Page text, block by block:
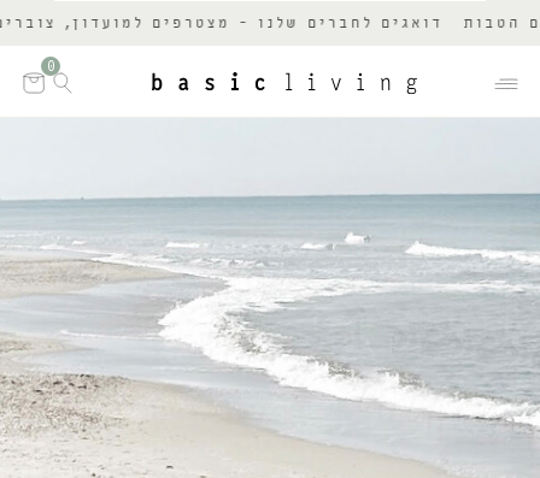
דואגים לחברים שלנו - מצטרפים למועדון, צוברים
0